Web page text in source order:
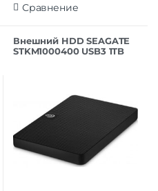
Сравнение
Внешний HDD SEAGATE
STKM1000400 USB3 1TB